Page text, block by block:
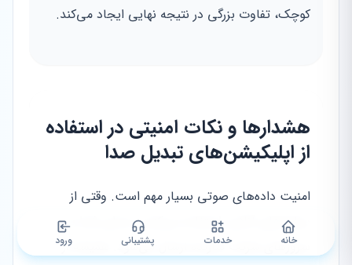
کوچک، تفاوت بزرگی در نتیجه نهایی ایجاد می‌کند.
هشدارها و نکات امنیتی در استفاده
از اپلیکیشن‌های تبدیل صدا
امنیت داده‌های صوتی بسیار مهم است. وقتی از
برنامه‌های آنلاین استفاده می‌کنید، صدای شما به
سرورهای شرکت سازنده ارسال می‌شود. همیشه از
خانه خدمات پشتیبانی ورود